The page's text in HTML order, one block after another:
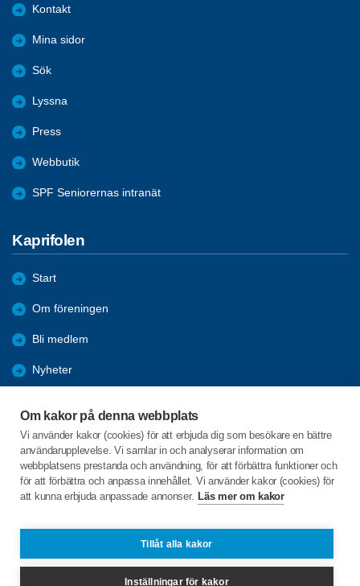
Om kakor på denna webbplats
Vi använder kakor (cookies) för att erbjuda dig som besökare en bättre
användarupplevelse. Vi samlar in och analyserar information om
webbplatsens prestanda och användning, för att förbättra funktioner och
för att förbättra och anpassa innehållet. Vi använder kakor (cookies) för
att kunna erbjuda anpassade annonser. Läs mer om kakor
Tillåt alla kakor
Inställningar för kakor
Kontakt
Mina sidor
Sök
Lyssna
Press
Webbutik
SPF Seniorernas intranät
Kaprifolen
Start
Om föreningen
Bli medlem
Nyheter
Hälsovågen
Arkiv
Bilder
451 78 Fiskebäckskil